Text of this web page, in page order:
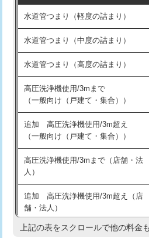
洗面台設置
化粧台設置
追加人工
廃棄・処分
※給水管工事は20mmまでの価格で
交換・取付(排水栓・排水トラップ
持込商品取付（混合水栓）
持込商品取付（浄水器・分岐水栓）
業）
排水管工事（追加 排水管工事/3ｍ超
え）
水道管つまり（軽度の詰まり）
水道管つまり（中度の詰まり）
水道管つまり（高度の詰まり）
高圧洗浄機使用/3mまで
（一般向け（戸建て・集合））
追加 高圧洗浄機使用/3m超え
（一般向け（戸建て・集合））
高圧洗浄機使用/3mまで（店舗・法
人）
追加 高圧洗浄機使用/3m超え（店
舗・法人）
高度高圧洗浄換
上記の表をスクロールで他の料金